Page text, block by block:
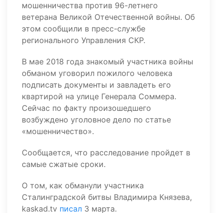
мошенничества против 96-летнего
ветерана Великой Отечественной войны. Об
этом сообщили в пресс-службе
регионального Управления СКР.
В мае 2018 года знакомый участника войны
обманом уговорил пожилого человека
подписать документы и завладеть его
квартирой на улице Генерала Соммера.
Сейчас по факту произошедшего
возбуждено уголовное дело по статье
«мошенничество».
Сообщается, что расследование пройдет в
самые сжатые сроки.
О том, как обманули участника
Сталинградской битвы Владимира Князева,
kaskad.tv писал 3 марта.